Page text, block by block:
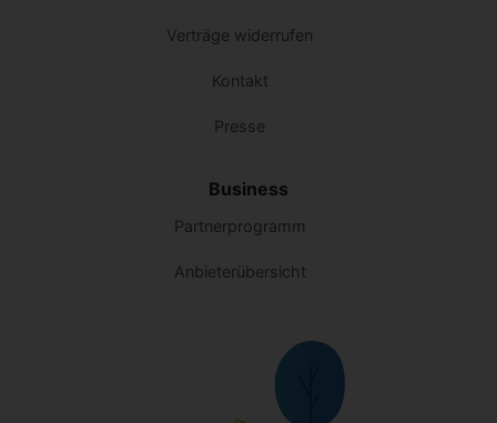
Verträge widerrufen
Kontakt
Presse
Business
Partnerprogramm
Anbieterübersicht